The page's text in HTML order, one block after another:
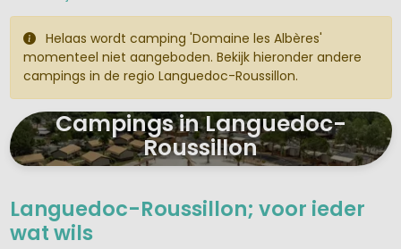
Helaas wordt camping 'Domaine les Albères'
momenteel niet aangeboden. Bekijk hieronder andere
campings in de regio Languedoc-Roussillon.
Campings in Languedoc-
Roussillon
Languedoc-Roussillon; voor ieder
wat wils